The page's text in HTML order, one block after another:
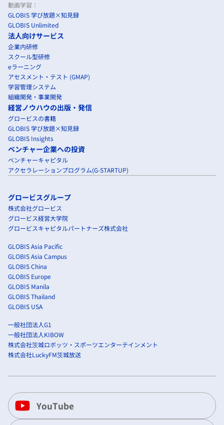
動画学習：
GLOBIS 学び放題×知見録
GLOBIS Unlimited
法人向けサービス
企業内研修
スクール型研修
eラーニング
アセスメント・テスト (GMAP)
学習管理システム
組織開発・事業開発
経営ノウハウの出版・発信
グロービスの書籍
GLOBIS 学び放題×知見録
GLOBIS Insights
ベンチャー企業への投資
ベンチャーキャピタル
アクセラレーションプログラム(G-STARTUP)
グロービスグループ
株式会社グロービス
グロービス経営大学院
グロービスキャピタルパートナーズ株式会社
GLOBIS Asia Pacific
GLOBIS Asia Campus
GLOBIS China
GLOBIS Europe
GLOBIS Manila
GLOBIS Thailand
GLOBIS USA
一般社団法人G1
一般社団法人KIBOW
株式会社茨城ロボッツ・スポーツエンターテインメント
株式会社LuckyFM茨城放送
YouTube